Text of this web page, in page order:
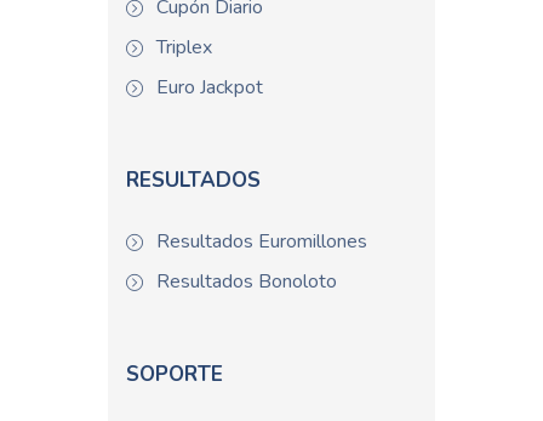
Cupón Diario
Triplex
Euro Jackpot
RESULTADOS
Resultados Euromillones
Resultados Bonoloto
SOPORTE